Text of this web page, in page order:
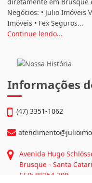
CRECI: 2608-J
Quem Somos
Negócios: • Julio Imóveis
Continue lendo...
Informações
(47) 3351-1062